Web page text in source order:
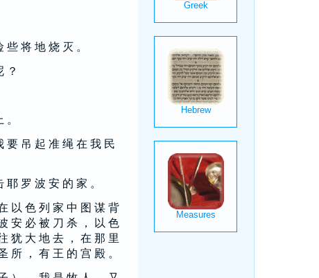
将 地 烧 灭 。
？
要 吊 起 准 绳 在 我 民
罗 波 安 的 家 。
以 色 列 家 中 图 谋 背
安 必 被 刀 杀 ， 以 色
犹 大 地 去 ， 在 那 里
所 ， 有 王 的 宫 殿 。